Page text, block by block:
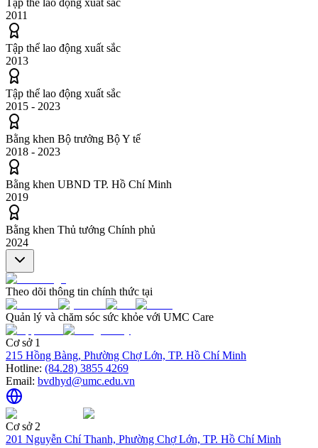
Tập thể lao động xuất sắc
2011
Tập thể lao động xuất sắc
2013
Tập thể lao động xuất sắc
2015 - 2023
Bằng khen Bộ trưởng Bộ Y tế
2018 - 2023
Bằng khen UBND TP. Hồ Chí Minh
2019
Bằng khen Thủ tướng Chính phủ
2024
Theo dõi thông tin chính thức tại
Quản lý và chăm sóc sức khỏe với UMC Care
Cơ sở 1
215 Hồng Bàng, Phường Chợ Lớn, TP. Hồ Chí Minh
Hotline: (84.28) 3855 4269
Email: bvdhyd@umc.edu.vn
Cơ sở 2
201 Nguyễn Chí Thanh, Phường Chợ Lớn, TP. Hồ Chí Minh